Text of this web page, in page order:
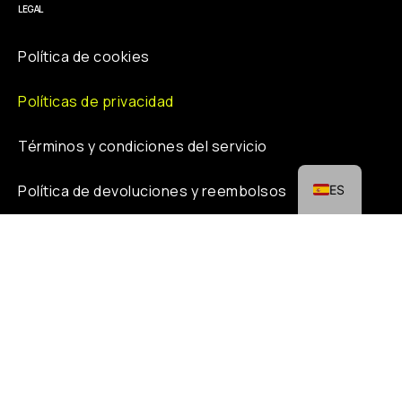
LEGAL
Política de cookies
Políticas de privacidad
Términos y condiciones del servicio
Política de devoluciones y reembolsos ES